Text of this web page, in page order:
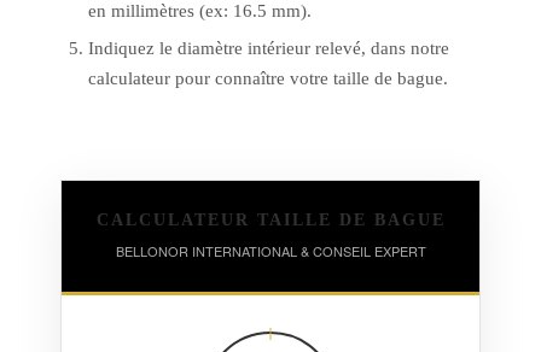
en millimètres (ex: 16.5 mm).
Indiquez le diamètre intérieur relevé, dans notre
calculateur pour connaître votre taille de bague.
CALCULATEUR TAILLE DE BAGUE
BELLONOR INTERNATIONAL & CONSEIL EXPERT